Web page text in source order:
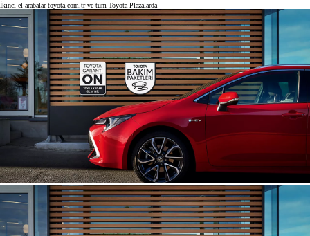
İkinci el arabalar toyota.com.tr ve tüm Toyota Plazalarda